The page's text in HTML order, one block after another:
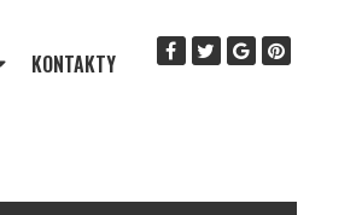
KONTAKTY